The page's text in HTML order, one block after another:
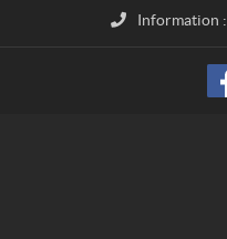
Information :